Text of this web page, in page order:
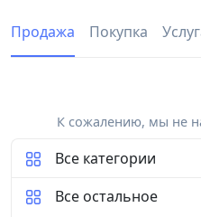
Продажа Покупка
К сожалению, мы не
Все категории
Все остальное